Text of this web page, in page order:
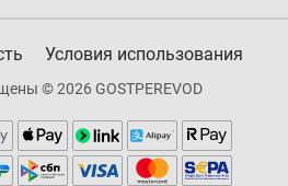
Условия использования
© 2026 GOSTPEREVOD